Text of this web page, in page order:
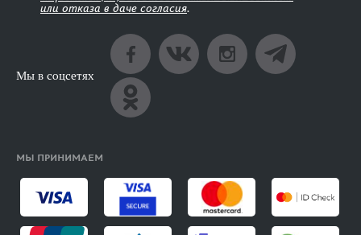
или отказа в даче согласия.
Мы в соцсетях
МЫ ПРИНИМАЕМ